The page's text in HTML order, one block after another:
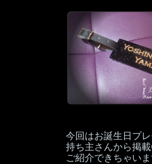
今回はお誕生日プ
持ち主さんから掲
ご紹介できちゃい